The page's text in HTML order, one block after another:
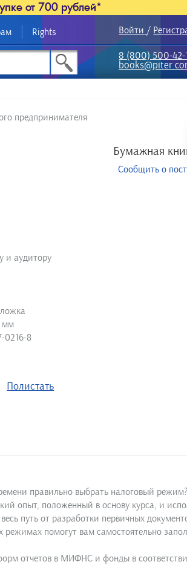
от 700 рублей*
Rights Войти /
8 (800) 500-42-
предпринимателя
и аудитору
мм
0216-8
Бумажная
Сообщить о
Полистать
правильно выбрать налоговый
опыт, положенный в основу курса, и
путь от разработки первичных
помогут вам самостоятельно
отчетов в МИФНС и фонды в